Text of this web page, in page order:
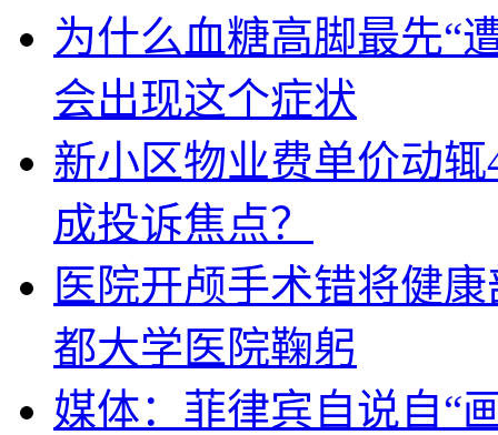
为什么血糖高脚最先“
会出现这个症状
新小区物业费单价动
成投诉焦点？
医院开颅手术错将健
都大学医院鞠躬
媒体：菲律宾自说自“